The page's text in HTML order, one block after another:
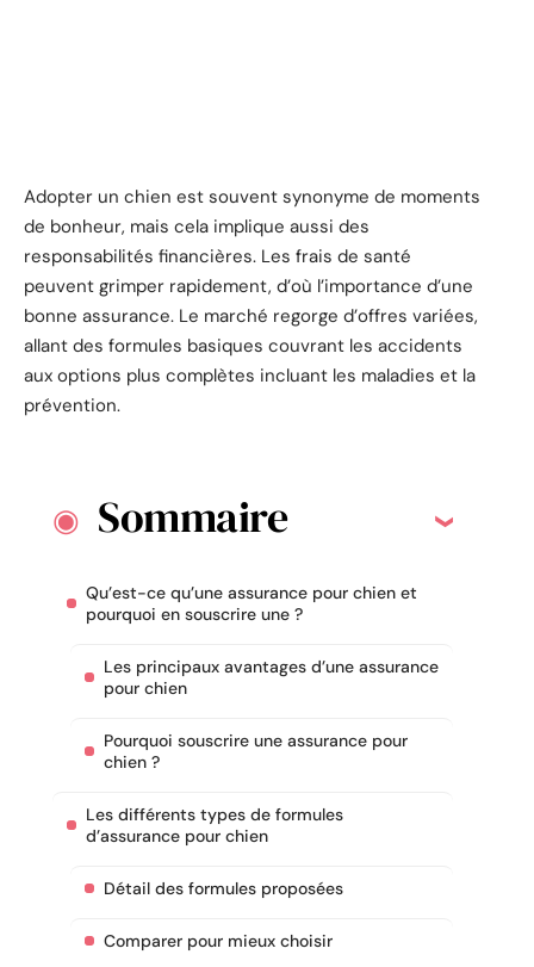
Adopter un chien est souvent synonyme de moments
de bonheur, mais cela implique aussi des
responsabilités financières. Les frais de santé
peuvent grimper rapidement, d’où l’importance d’une
bonne assurance. Le marché regorge d’offres variées,
allant des formules basiques couvrant les accidents
aux options plus complètes incluant les maladies et la
prévention.
Sommaire
Qu’est-ce qu’une assurance pour chien et
pourquoi en souscrire une ?
Les principaux avantages d’une assurance
pour chien
Pourquoi souscrire une assurance pour
chien ?
Les différents types de formules
d’assurance pour chien
Détail des formules proposées
Comparer pour mieux choisir